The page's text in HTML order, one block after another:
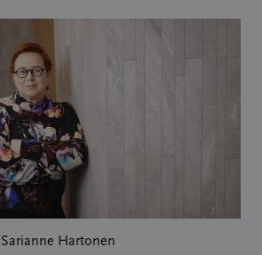
| Sarianne Hartonen